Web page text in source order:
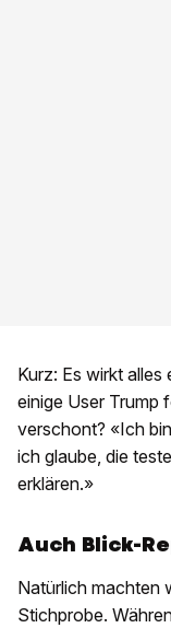
Kurz: Es wirkt alles
einige User Trump
verschont? «Ich
ich glaube, die
erklären.»
Auch Blick-
Natürlich machten
Stichprobe.